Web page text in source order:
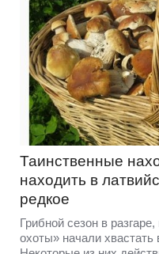
Таинственные
находить в
редкое
Грибной сезон в
охоты» начали